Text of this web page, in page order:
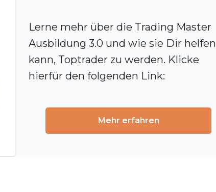
Lerne mehr über die Trading Master
Ausbildung 3.0 und wie sie Dir helfen
kann, Toptrader zu werden. Klicke
hierfür den folgenden Link:
Mehr erfahren